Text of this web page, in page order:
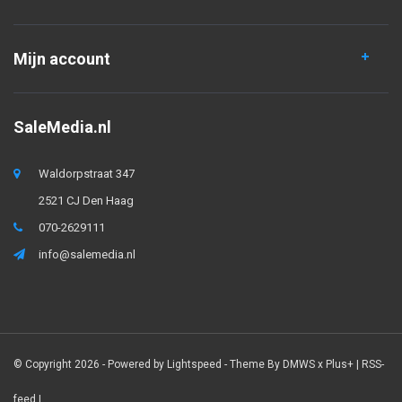
Mijn account
SaleMedia.nl
Waldorpstraat 347
2521 CJ Den Haag
070-2629111
info@salemedia.nl
© Copyright 2026 - Powered by Lightspeed - Theme By DMWS x Plus+ | RSS-
feed |